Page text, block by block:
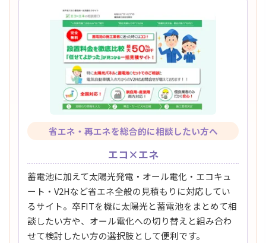
省エネ・再エネを総合的に相談したい方へ
エコ×エネ
蓄電池に加えて太陽光発電・オール電化・エコキュ
ート・V2Hなど省エネ全般の見積もりに対応してい
るサイト。卒FITを機に太陽光と蓄電池をまとめて相
談したい方や、オール電化への切り替えと組み合わ
せて検討したい方の選択肢として便利です。